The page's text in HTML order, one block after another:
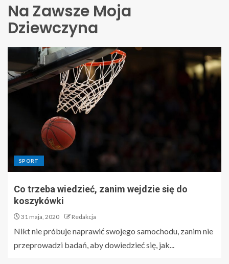
Na Zawsze Moja
Dziewczyna
SPORT
Co trzeba wiedzieć, zanim wejdzie się do
koszykówki
31 maja, 2020 Redakcja
Nikt nie próbuje naprawić swojego samochodu, zanim nie
przeprowadzi badań, aby dowiedzieć się, jak...